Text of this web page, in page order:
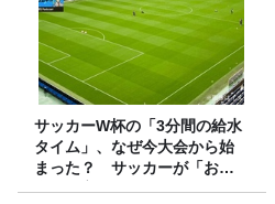
サッカーW杯の「3分間の給水
タイム」、なぜ今大会から始
まった？ サッカーが「お
金」に変わる仕組み